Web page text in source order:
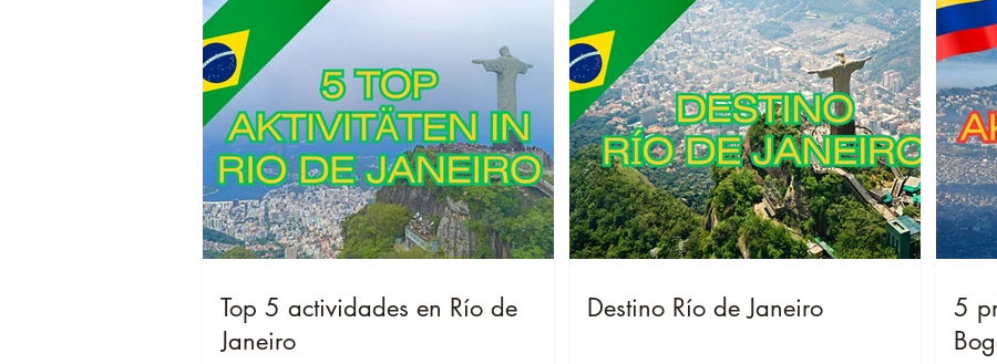
Top 5 actividades en Río de
Janeiro
Destino Río de Janeiro
5